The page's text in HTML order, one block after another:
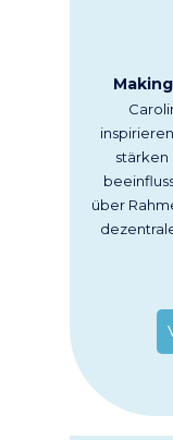
stärken
über